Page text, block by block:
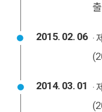
2015. 02. 06 ·
2014. 03. 01 ·